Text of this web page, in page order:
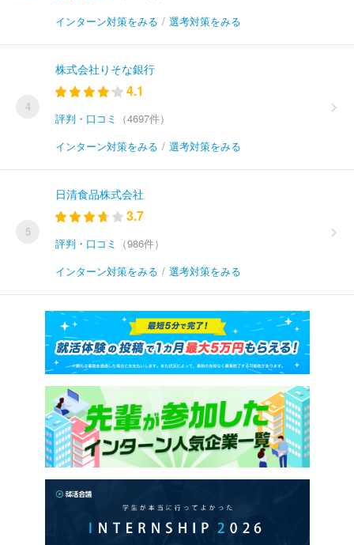
インターン対策をみる / 選考対策をみる
4
株式会社りそな銀行
4.1
評判・口コミ
（4697件）
インターン対策をみる / 選考対策をみる
5
日清食品株式会社
3.7
評判・口コミ
（986件）
インターン対策をみる / 選考対策をみる